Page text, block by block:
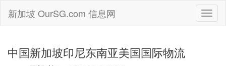
新加坡 OurSG.com 信息网
中国新加坡印尼东南亚美国国际物流